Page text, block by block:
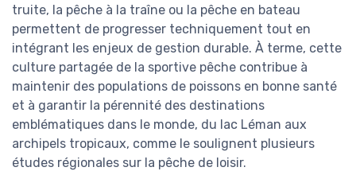
truite, la pêche à la traîne ou la pêche en bateau
permettent de progresser techniquement tout en
intégrant les enjeux de gestion durable. À terme, cette
culture partagée de la sportive pêche contribue à
maintenir des populations de poissons en bonne santé
et à garantir la pérennité des destinations
emblématiques dans le monde, du lac Léman aux
archipels tropicaux, comme le soulignent plusieurs
études régionales sur la pêche de loisir.